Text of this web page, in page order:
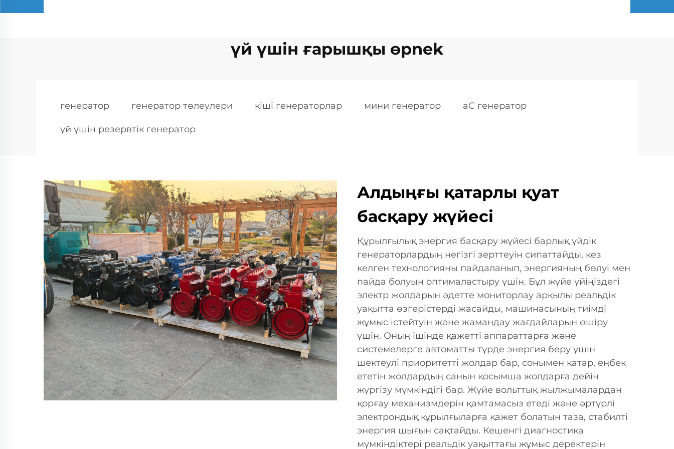
үй үшін ғарышқы өрnek
генератор генератор төлеулери кіші генераторлар мини генератор aC генератор
үй үшін резервтік генератор
Алдыңғы қатарлы қуат
басқару жүйесі
Құрылғылық энергия басқару жүйесі барлық үйдік
генераторлардың негізгі зерттеуін сипаттайды, кез
келген технологияны пайдаланып, энергияның бөлуі мен
пайда болуын оптималастыру үшін. Бұл жүйе үйіңіздегі
электр жолдарын әдетте мониторлау арқылы реальдік
уақытта өзгерістерді жасайды, машинасының тиімді
жұмыс істейтуін және жамандау жағдайларын өшіру
үшін. Оның ішінде қажетті аппараттарға және
системелерге автоматты түрде энергия беру үшін
шектеулі приоритетті жолдар бар, сонымен қатар, еңбек
ететін жолдардың санын қосымша жолдарға дейін
жүргізу мүмкіндігі бар. Жүйе вольттық жылжымалардан
қорғау механизмдерін қамтамасыз етеді және әртүрлі
электрондық құрылғыларға қажет болатын таза, стабилті
энергия шығын сақтайды. Кешенгі диагностика
мүмкіндіктері реальдік уақыттағы жұмыс деректерін